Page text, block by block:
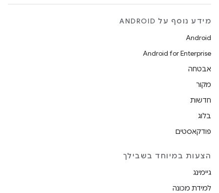
מידע נוסף על ANDROID
Android
Android for Enterprise
אבטחה
מקור
חדשות
בלוג
פודקאסטים
הצעות במיוחד בשבילך
גיימינג
למידת מכונה